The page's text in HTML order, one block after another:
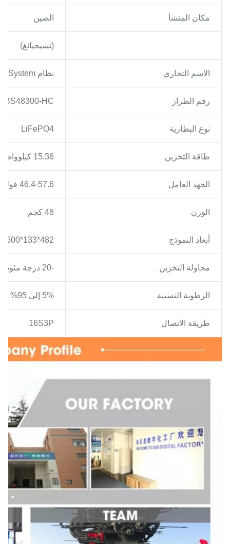
مكان المنشأ الصين
(تشيجيانغ)
الاسم التجاري نظام GBSystem
رقم الطراز HC
نوع البطارية LiFePO4
طاقة التخزين 15.36 كيلوواط
الجهد العامل 46.4-57.6 فولت
الوزن 48 كجم
أبعاد النموذج 482*133*500ملم
محاولة التخزين -20 درجة مئوية -45 درجة مئوية
الرطوبة النسبية 5% إلى 95%
طريقة الاتصال 16S3P